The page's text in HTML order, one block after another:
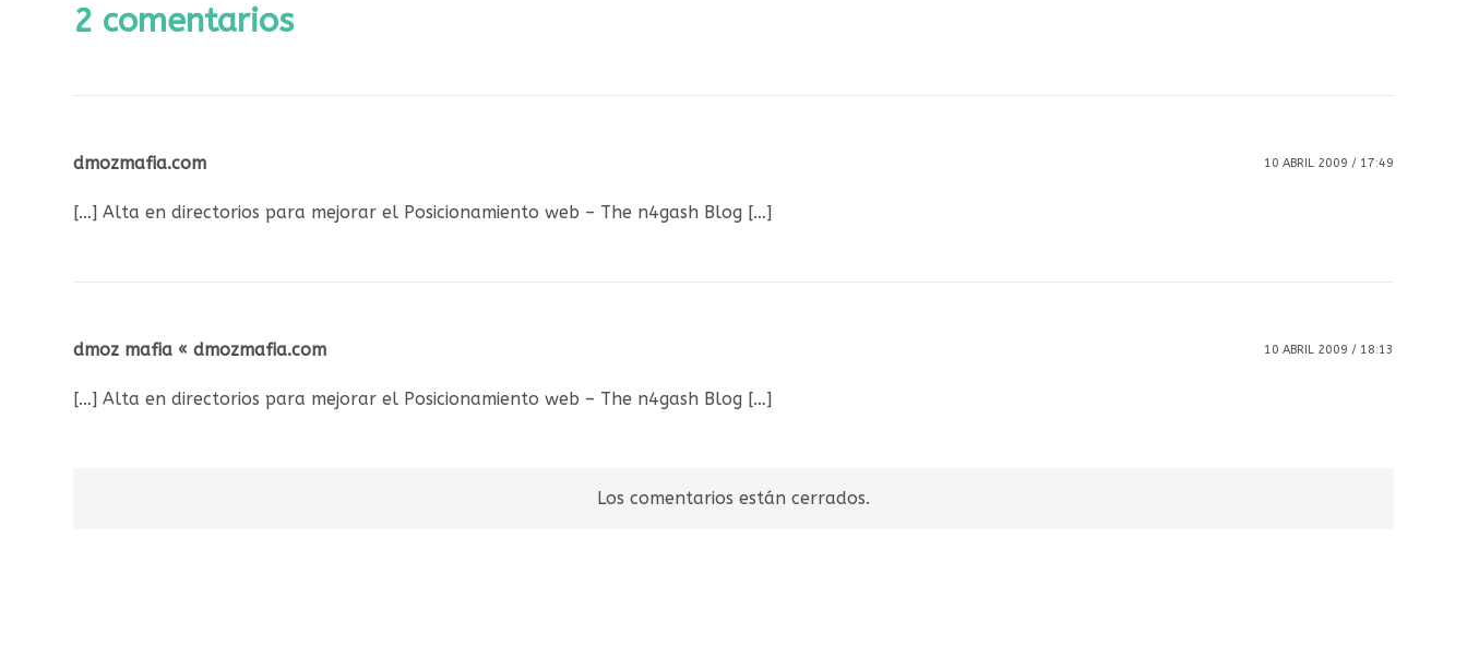
2 comentarios
dmozmafia.com 10 ABRIL 2009 / 17:49
[…] Alta en directorios para mejorar el Posicionamiento web – The n4gash Blog […]
dmoz mafia « dmozmafia.com 10 ABRIL 2009 / 18:13
[…] Alta en directorios para mejorar el Posicionamiento web – The n4gash Blog […]
Los comentarios están cerrados.